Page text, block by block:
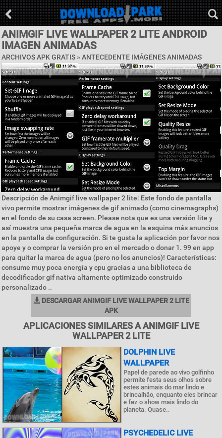
ANIMGIF LIVE WALLPAPER 2 LITE ANDROID
IMAGEN ANIMADAS
ARCHIVOS APK GRATIS » ANTECEDENTE IMÁGENES ANIMADAS
Descripción de Animgif live wallpaper 2 lite: Este fondo de pantalla
vivo permite mostrar imágenes de gif animado (como cinemagraphs)
en el fondo de su casa screen. Please nota que es una versión lite y
así muestra una pequeña marca de agua en la esquina más anuncios
en la pantalla de configuración. Si te gusta la aplicación por favor nos
apoye y o comprar la versión pro en el mercado o donar 1. 99 en app
para quitar la marca de agua (pero no los anuncios)! Características:
consume muy poca energía y cpu gracias a una biblioteca de
decodificador gif nativa altamente optimizado construido
personalizado ..
DESCARGAR ANIMGIF LIVE WALLPAPER 2 LITE
APK
APLICACIONES SIMILARES A ANIMGIF LIVE
WALLPAPER 2 LITE
DOLPHIN LIVE
WALLPAPER
Papel de parede ao vivo golfinho
permite festa seus olhos sobre
estes animais do mar lindo e
brincalhão, enquanto eles brincar
e fez o show mais lindo do
planeta. Quase..
PSYCHEDELIC LIVE